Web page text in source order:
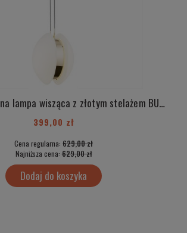
Finezyjna szklana lampa wisząca z złotym stelażem BUFFALO 4679
399,00 zł
Cena regularna: 629,00 zł
Najniższa cena:629,00 zł
Dodaj do koszyka